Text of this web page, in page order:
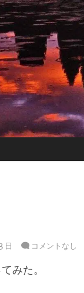
日 コメントなし
みた。